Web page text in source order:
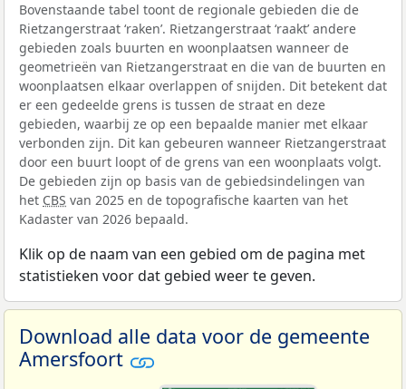
Bovenstaande tabel toont de regionale gebieden die de
Rietzangerstraat ‘raken’. Rietzangerstraat ‘raakt’ andere
gebieden zoals buurten en woonplaatsen wanneer de
geometrieën van Rietzangerstraat en die van de buurten en
woonplaatsen elkaar overlappen of snijden. Dit betekent dat
er een gedeelde grens is tussen de straat en deze
gebieden, waarbij ze op een bepaalde manier met elkaar
verbonden zijn. Dit kan gebeuren wanneer Rietzangerstraat
door een buurt loopt of de grens van een woonplaats volgt.
De gebieden zijn op basis van de gebiedsindelingen van
het CBS van 2025 en de topografische kaarten van het
Kadaster van 2026 bepaald.
Klik op de naam van een gebied om de pagina met
statistieken voor dat gebied weer te geven.
Download alle data voor de gemeente
Amersfoort